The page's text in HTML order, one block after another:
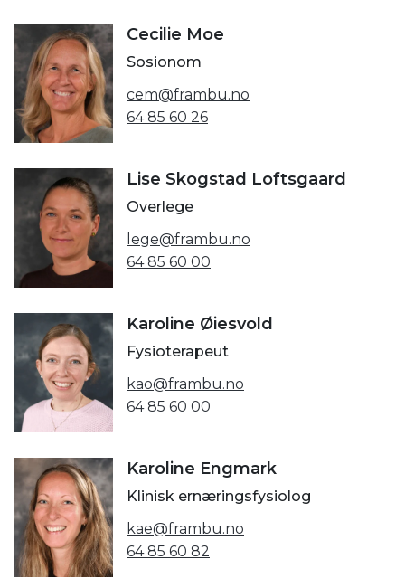
Cecilie Moe
Sosionom
cem@frambu.no
64 85 60 26
Lise Skogstad Loftsgaard
Overlege
lege@frambu.no
64 85 60 00
Karoline Øiesvold
Fysioterapeut
kao@frambu.no
64 85 60 00
Karoline Engmark
Klinisk ernæringsfysiolog
kae@frambu.no
64 85 60 82